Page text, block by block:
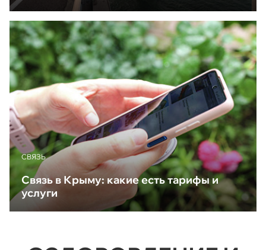
CВЯЗЬ
Связь в Крыму: какие есть тарифы и
услуги